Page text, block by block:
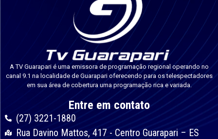
A TV Guarapari é uma emissora de programação regional operando no
canal 9.1 na localidade de Guarapari oferecendo para os telespectadores
em sua área de cobertura uma programação rica e variada.
Entre em contato
(27) 3221-1880
Rua Davino Mattos, 417 - Centro Guarapari – ES